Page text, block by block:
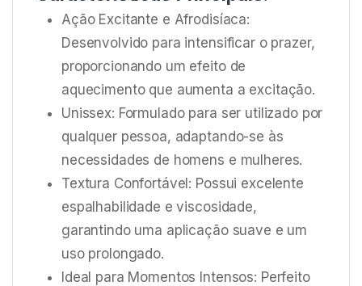
Ação Excitante e Afrodisíaca:
Desenvolvido para intensificar o prazer,
proporcionando um efeito de
aquecimento que aumenta a excitação.
Unissex: Formulado para ser utilizado por
qualquer pessoa, adaptando-se às
necessidades de homens e mulheres.
Textura Confortável: Possui excelente
espalhabilidade e viscosidade,
garantindo uma aplicação suave e um
uso prolongado.
Ideal para Momentos Intensos: Perfeito